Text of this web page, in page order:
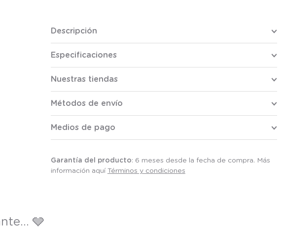
Descripción
Especificaciones
Nuestras tiendas
Métodos de envío
Medios de pago
Garantía del producto: 6 meses desde la fecha de compra. Más
información aquí Términos y condiciones
🩶